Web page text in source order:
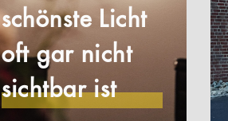
schönste Licht
oft gar nicht
sichtbar ist